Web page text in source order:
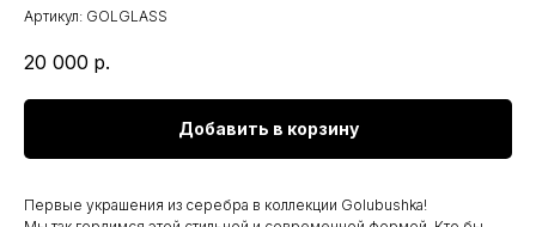
Артикул: GOLGLASS
20 000 р.
Добавить в корзину
Первые украшения из серебра в коллекции Golubushka!